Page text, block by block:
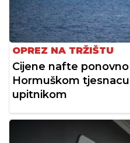
OPREZ NA TRŽIŠTU
Cijene nafte
Hormuškom
upitnikom